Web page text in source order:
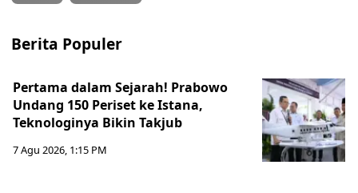
Berita Populer
Pertama dalam Sejarah! Prabowo
Undang 150 Periset ke Istana,
Teknologinya Bikin Takjub
7 Agu 2026, 1:15 PM